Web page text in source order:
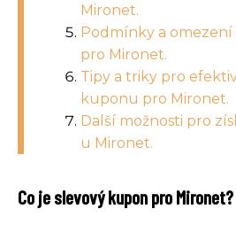
Mironet.
Podmínky a
pro Mironet.
Tipy a triky pro
kuponu pro Mironet.
Další možnosti pro
u Mironet.
Co je slevový kupon pro Mironet?